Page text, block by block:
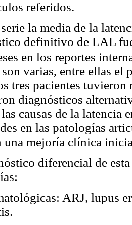
referidos.
la media de la
definitivo de LAL
en los reportes
varias, entre ellas el
tres pacientes
diagnósticos
causas de la latencia
en las patologías
una mejoría clínica
diferencial de
ARJ, lupus